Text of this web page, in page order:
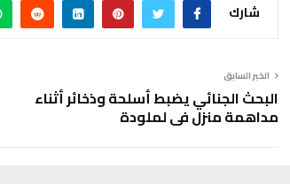
شارك
الخبر السابق
البحث الجنائي يضبط أسلحة وذخائر أثناء
مداهمة منزل في لملودة